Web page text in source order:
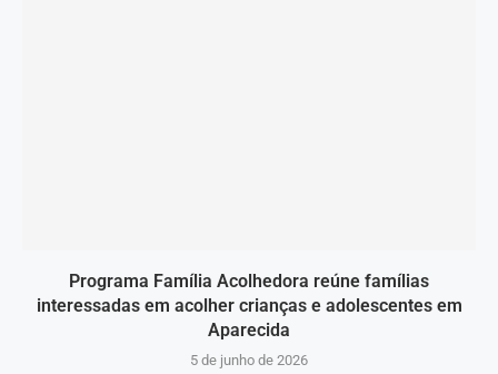
Programa Família Acolhedora reúne famílias
interessadas em acolher crianças e adolescentes em
Aparecida
5 de junho de 2026